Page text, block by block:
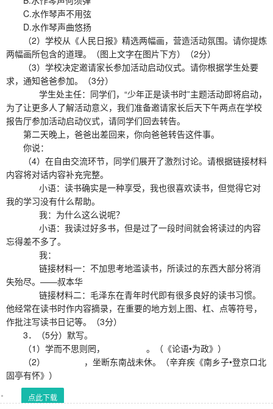
C.水作琴声不用弦
D.水作琴声曲悠扬
（2）学校从《人民日报》精选两幅画，营造活动氛围。请你提炼
两幅画所包含的道理。（图上文字在图片下方）（2分）
（3）学校决定邀请家长参加活动启动仪式。请你根据学生处要
求，通知爸爸参加。（3分）
ㅤㅤ学生处主任：同学们，“少年正是读书时”主题活动即将启动，
为了让更多人了解活动意义，我们准备邀请家长后天下午两点在学校
报告厅参加活动启动仪式，请同学们回去转告。
第二天晚上，爸爸出差回来，你向爸爸转告这件事。
你说：
（4）在自由交流环节，同学们展开了激烈讨论。请根据链接材料
内容将对话内容补充完整。
ㅤㅤ小语：读书确实是一种享受，我也很喜欢读书，但觉得它对
我的学习没有什么帮助。
ㅤㅤ我：为什么这么说呢？
ㅤㅤ小语：我读过好多书，但是过了一段时间就会将读过的内容
忘得差不多了。
ㅤㅤ我：
ㅤㅤ链接材料一：不加思考地滥读书，所读过的东西大部分将消
失殆尽。——叔本华
ㅤㅤ链接材料二：毛泽东在青年时代即有很多良好的读书习惯。
他经常在读书时作内容摘录，在重要的地方划上图、杠、点等符号，
作批注写读书日记等。（3分）
3．（5分）默写。
（1）学而不思则罔， 。（《论语•为政》）
（2） ，坐断东南战未休。（辛弃疾《南乡子•登京口北
固亭有怀》）
点此下载